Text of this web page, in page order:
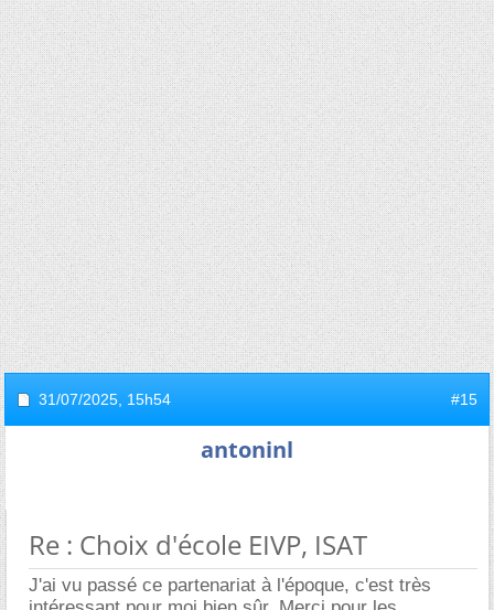
31/07/2025, 15h54 #15
antoninl
Re : Choix d'école EIVP, ISAT
J'ai vu passé ce partenariat à l'époque, c'est très